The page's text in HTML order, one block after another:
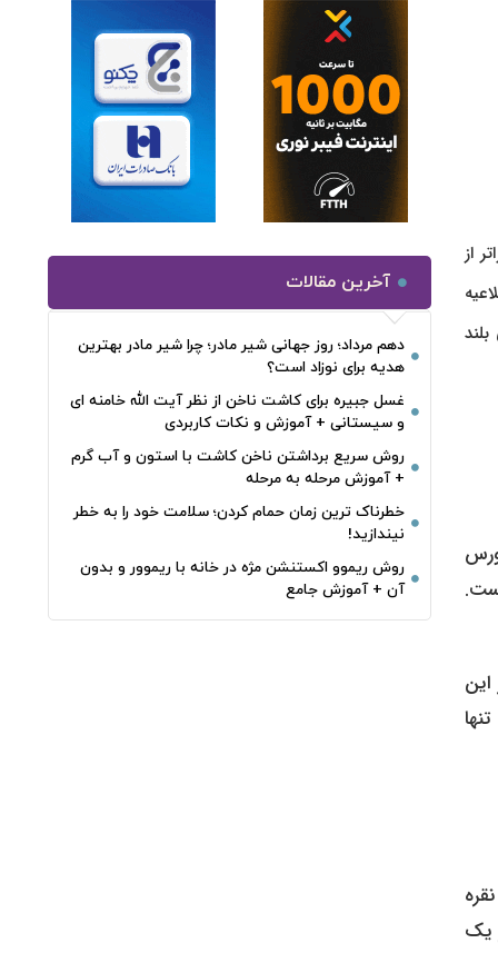
از
تاکنون به ۲۹ تن رسیده است.
۲ تولیدکننده در این
یک
آخرین مقالات
دهم مرداد؛ روز جهانی شیر مادر؛ چرا شیر مادر بهترین
هدیه برای نوزاد است؟
غسل جبیره برای کاشت ناخن از نظر آیت الله خامنه ای
و سیستانی + آموزش و نکات کاربردی
روش سریع برداشتن ناخن کاشت با استون و آب گرم
+ آموزش مرحله به مرحله
خطرناک‌ ترین زمان‌ حمام کردن؛ سلامت خود را به خطر
نیندازید!
روش ریموو اکستنشن مژه در خانه با ریموور و بدون
آن + آموزش جامع